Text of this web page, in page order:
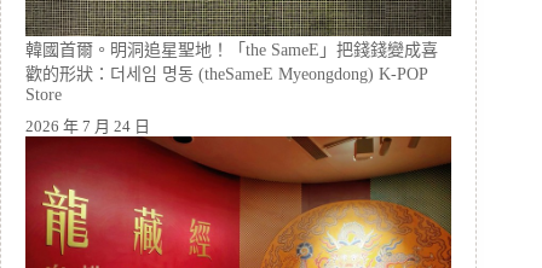
韓國首爾。明洞追星聖地！「the SameE」把錢錢變成喜
歡的形狀：더세임 명동 (theSameE Myeongdong) K-POP
Store
2026 年 7 月 24 日